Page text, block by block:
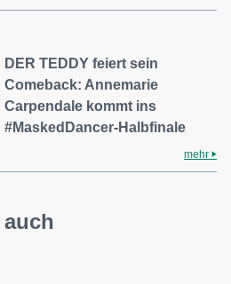
DER TEDDY feiert sein
Comeback: Annemarie
Carpendale kommt ins
#MaskedDancer-Halbfinale
mehr